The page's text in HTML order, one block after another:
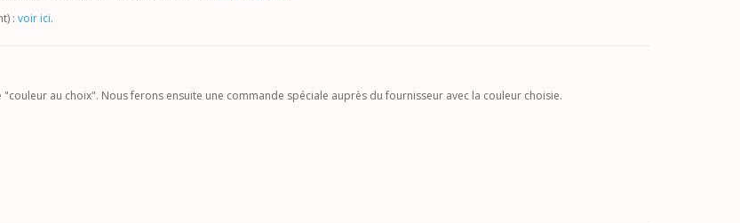
: voir ici.
au choix". Nous ferons ensuite une commande spéciale auprès du fournisseur avec la couleur choisie.